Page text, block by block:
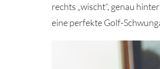
rechts „wischt“, genau
eine perfekte Golf-